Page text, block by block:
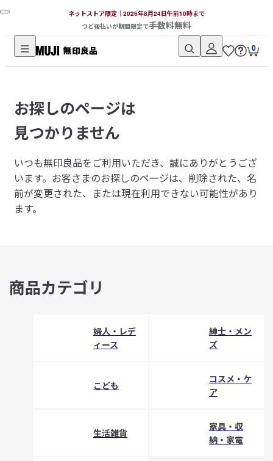
ネットストア限定｜2026年8月24日午前10時まで
つど後払いが期間限定で手数料無料
無
品
ネ
ッ
ト
ス
ト
ア
0
お探しのページは
見つかりません
いつも無印良品をご利用いただき、誠にありがとうござ
います。 お客さまのお探しのページは、削除された、名
前が変更された、または現在利用できない可能性があり
ます。
商品カテゴリ
婦人・レデ
ィース
紳士・メン
ズ
こども
コスメ・ケ
ア
生活雑貨
家具・収
納・家電